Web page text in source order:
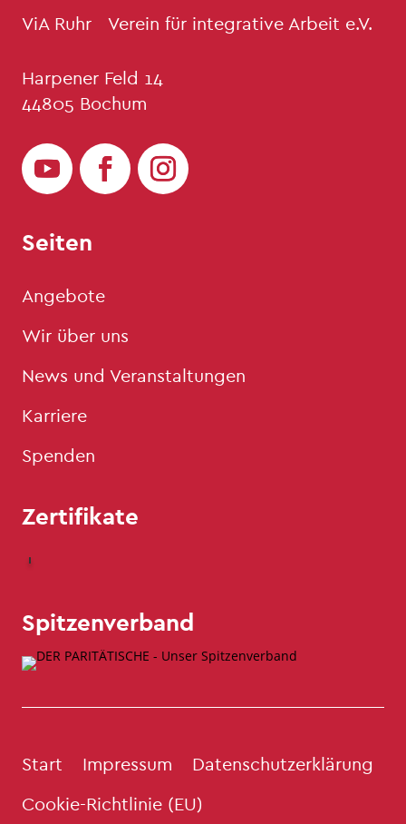
ViA Ruhr Verein für integrative Arbeit e.V.
Harpener Feld 14
44805 Bochum
Seiten
Angebote
Wir über uns
News und Veranstaltungen
Karriere
Spenden
Zertifikate
Spitzenverband
Start Impressum
Datenschutzerklärung
Cookie-Richtlinie (EU)